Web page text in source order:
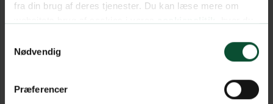
fra din brug af deres tjenester. Du kan læse mere om
Nødvendig
Præferencer